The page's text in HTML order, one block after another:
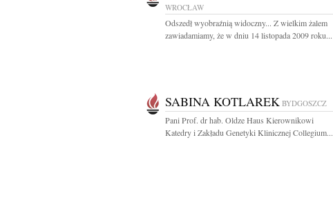
WROCŁAW
Odszedł wyobraźnią widoczny... Z wielkim żalem
zawiadamiamy, że w dniu 14 listopada 2009 roku...
SABINA KOTLAREK BYDGOSZCZ
Pani Prof. dr hab. Oldze Haus Kierownikowi
Katedry i Zakładu Genetyki Klinicznej Collegium...